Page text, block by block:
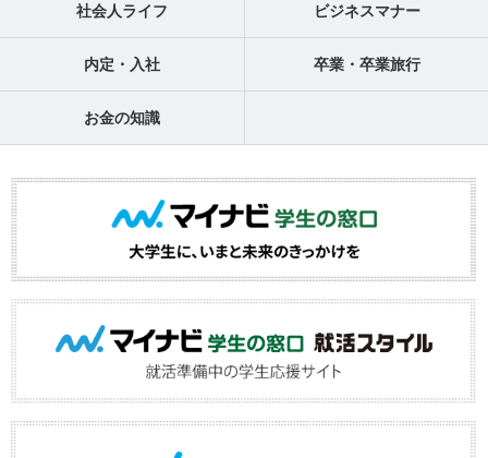
社会人ライフ ビジネスマナー
内定・入社 卒業・卒業旅行
お金の知識